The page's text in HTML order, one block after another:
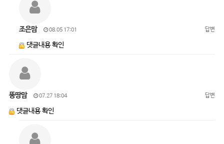
조은맘 08.05 17:01 답변
댓글내용 확인
뚱땅맘 07.27 18:04 답변
댓글내용 확인